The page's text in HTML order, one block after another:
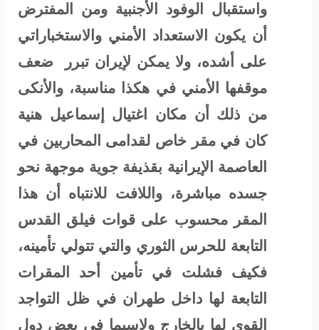
واستقبال الوفود الأجنبية ومن المفترض
أن يكون الاستعداد الأمني والاستخباراتي
على أشده، ولا يمكن لإيران تبرر
ضعف
موقفها الأمني في هكذا مناسبة، والأنكى
من ذلك أن مكان اغتيال إسماعيل هنية
كان في مقر خاص لقدامى المحاربين في
العاصمة الإيرانية بقذيفة جوية موجهة نحو
جسده مباشرة، واللافت للانتباه أن هذا
المقر محسوب على قوات فيلق القدس
التابعة للحرس الثوري والتي تتولي تأمينه،
فكيف فشلت في تأمين أحد المقرات
التابعة لها داخل طهران في ظل التواجد
القوى لها بالخارج ولاسيما في بعض دول